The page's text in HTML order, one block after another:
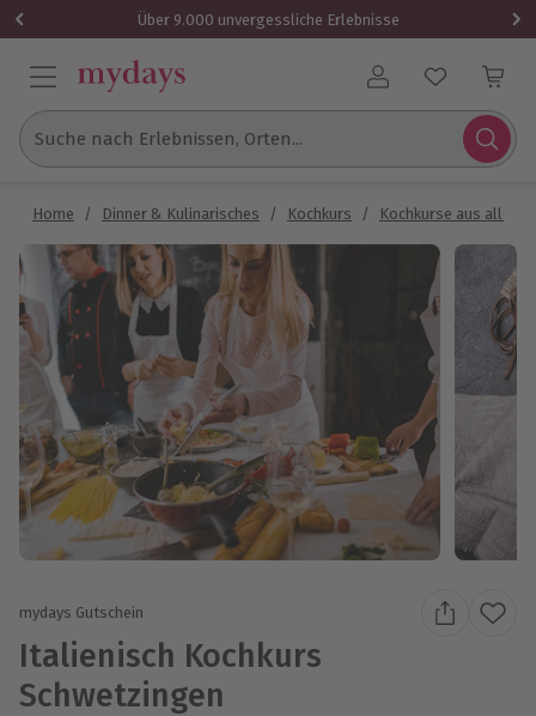
Über 9.000 unvergessliche Erlebnisse
Benutzerkonto
Suche nach Erlebnissen, Orten...
Home / Dinner & Kulinarisches / Kochkurs / Kochkurse aus aller
mydays Gutschein
Italienisch Kochkurs
Schwetzingen